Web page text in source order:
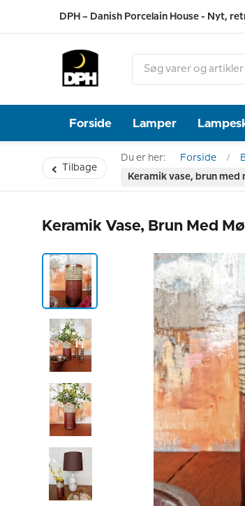
DPH – Danish Porcelain House - Nyt,
Forside Lamper
Tilbage
Du er her: Forside
Keramik vase, brun med
Keramik Vase, Brun Med